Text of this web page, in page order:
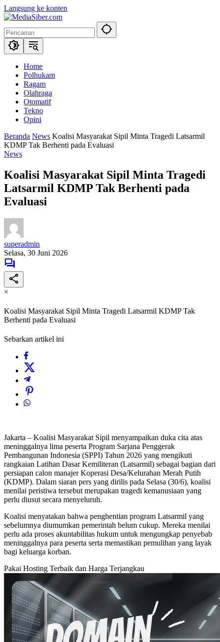
Langsung ke konten
Home
Polhukam
Ragam
Olahraga
Otomatif
Tekno
Opini
Beranda News Koalisi Masyarakat Sipil Minta Tragedi Latsarmil
KDMP Tak Berhenti pada Evaluasi
News
Koalisi Masyarakat Sipil Minta Tragedi
Latsarmil KDMP Tak Berhenti pada
Evaluasi
superadmin
Selasa, 30 Juni 2026
×
Koalisi Masyarakat Sipil Minta Tragedi Latsarmil KDMP Tak
Berhenti pada Evaluasi
Sebarkan artikel ini
Jakarta – Koalisi Masyarakat Sipil menyampaikan duka cita atas
meninggalnya lima peserta Program Sarjana Penggerak
Pembangunan Indonesia (SPPI) Tahun 2026 yang mengikuti
rangkaian Latihan Dasar Kemiliteran (Latsarmil) sebagai bagian dari
persiapan calon manajer Koperasi Desa/Kelurahan Merah Putih
(KDMP). Dalam siaran pers yang dirilis pada Selasa (30/6), koalisi
menilai peristiwa tersebut merupakan tragedi kemanusiaan yang
perlu diusut secara menyeluruh.
Koalisi menyatakan bahwa penghentian program Latsarmil yang
sebelumnya diumumkan pemerintah belum cukup. Mereka menilai
perlu ada proses akuntabilitas hukum untuk mengungkap penyebab
meninggalnya para peserta serta memastikan pemulihan yang layak
bagi keluarga korban.
Pakai Hosting Terbaik dan Harga Terjangkau